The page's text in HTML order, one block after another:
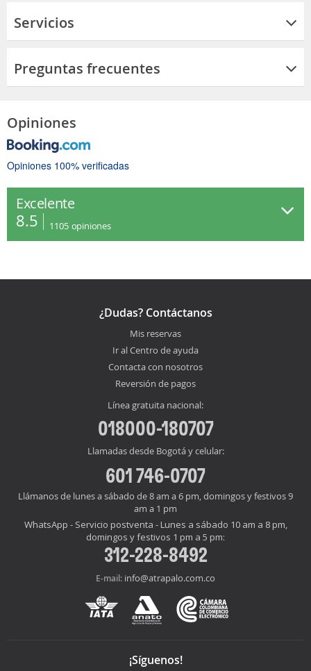
Servicios
Preguntas frecuentes
Opiniones
Opiniones 100% verificadas
Excelente
8.5 1105 opiniones
¿Dudas? Contáctanos
Mis reservas
Ir al Centro de ayuda
Contacta con nosotros
Reversión de pagos
Línea gratuita nacional:
018000-180707
Llamadas desde Bogotá y celular:
601 746-0707
Llámanos de lunes a sábado de 8 am a 6 pm, domingos y festivos 9
am a 1 pm
WhatsApp - Servicio postventa - Lunes a sábado 10 am a 8 pm,
domingos y festivos 1 pm a 5 pm:
312-228-8492
E-mail: info@atrapalo.com.co
¡Síguenos!